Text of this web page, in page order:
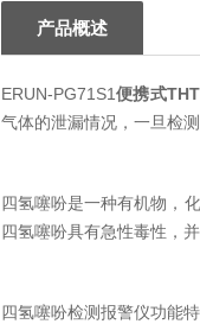
产品概述
ERUN-PG71S1便携式
气体的泄漏情况，一旦检
四氢噻吩是一种有机物，
四氢噻吩具有急性毒性，
四氢噻吩检测报警仪功能